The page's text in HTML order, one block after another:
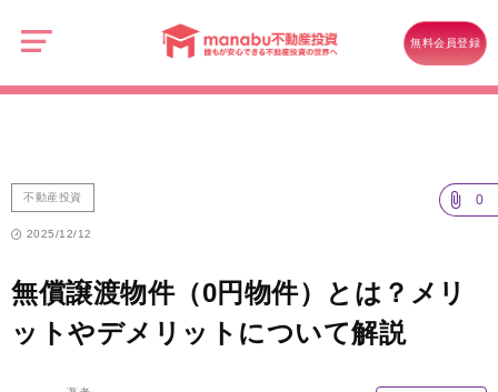
無料会員登録
無償譲渡物件（0円物件）とは？メリットやデメリットについて解説
不動産投資 0
2025/12/12
無償譲渡物件（0円物件）とは？メリ
ットやデメリットについて解説